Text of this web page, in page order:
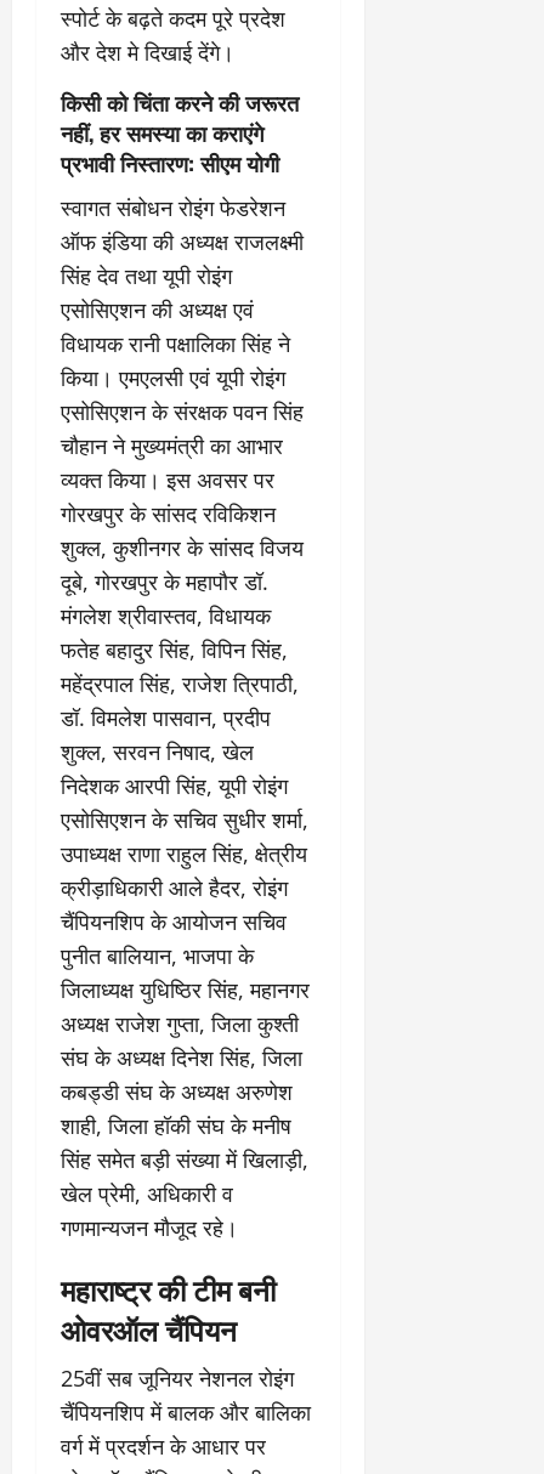
स्पोर्ट के बढ़ते कदम पूरे प्रदेश
और देश मे दिखाई देंगे।
किसी को चिंता करने की जरूरत
नहीं, हर समस्या का कराएंगे
प्रभावी निस्तारण: सीएम योगी
स्वागत संबोधन रोइंग फेडरेशन
ऑफ इंडिया की अध्यक्ष राजलक्ष्मी
सिंह देव तथा यूपी रोइंग
एसोसिएशन की अध्यक्ष एवं
विधायक रानी पक्षालिका सिंह ने
किया। एमएलसी एवं यूपी रोइंग
एसोसिएशन के संरक्षक पवन सिंह
चौहान ने मुख्यमंत्री का आभार
व्यक्त किया। इस अवसर पर
गोरखपुर के सांसद रविकिशन
शुक्ल, कुशीनगर के सांसद विजय
दूबे, गोरखपुर के महापौर डॉ.
मंगलेश श्रीवास्तव, विधायक
फतेह बहादुर सिंह, विपिन सिंह,
महेंद्रपाल सिंह, राजेश त्रिपाठी,
डॉ. विमलेश पासवान, प्रदीप
शुक्ल, सरवन निषाद, खेल
निदेशक आरपी सिंह, यूपी रोइंग
एसोसिएशन के सचिव सुधीर शर्मा,
उपाध्यक्ष राणा राहुल सिंह, क्षेत्रीय
क्रीड़ाधिकारी आले हैदर, रोइंग
चैंपियनशिप के आयोजन सचिव
पुनीत बालियान, भाजपा के
जिलाध्यक्ष युधिष्ठिर सिंह, महानगर
अध्यक्ष राजेश गुप्ता, जिला कुश्ती
संघ के अध्यक्ष दिनेश सिंह, जिला
कबड्डी संघ के अध्यक्ष अरुणेश
शाही, जिला हॉकी संघ के मनीष
सिंह समेत बड़ी संख्या में खिलाड़ी,
खेल प्रेमी, अधिकारी व
गणमान्यजन मौजूद रहे।
महाराष्ट्र की टीम बनी
ओवरऑल चैंपियन
25वीं सब जूनियर नेशनल रोइंग
चैंपियनशिप में बालक और बालिका
वर्ग में प्रदर्शन के आधार पर